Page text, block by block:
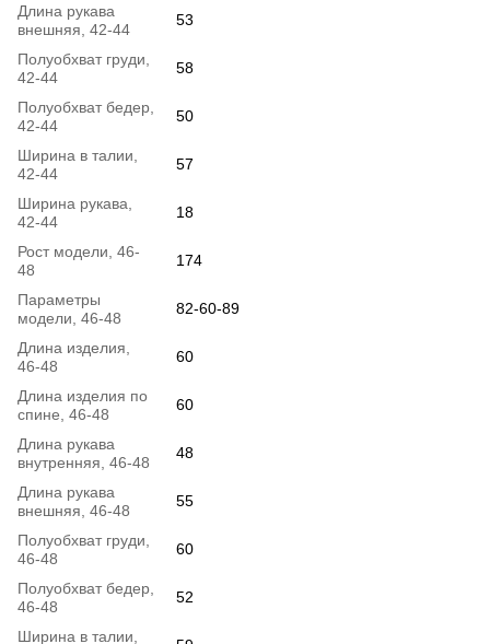
Длина рукава
внешняя, 42-44
53
Полуобхват груди,
42-44
58
Полуобхват бедер,
42-44
50
Ширина в талии,
42-44
57
Ширина рукава,
42-44
18
Рост модели, 46-
48
174
Параметры
модели, 46-48
82-60-89
Длина изделия,
46-48
60
Длина изделия по
спине, 46-48
60
Длина рукава
внутренняя, 46-48
48
Длина рукава
внешняя, 46-48
55
Полуобхват груди,
46-48
60
Полуобхват бедер,
46-48
52
Ширина в талии,